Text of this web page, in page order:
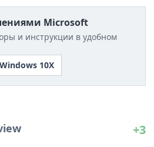
Microsoft
и инструкции в удобном
Windows 10X
+3